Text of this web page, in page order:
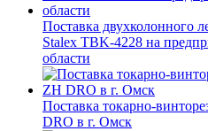
Поставка двухколонного
Stalex TBK-4228 на
области
Поставка токарно-
DRO в г. Омск